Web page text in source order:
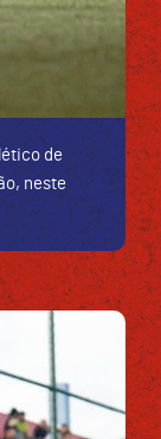
de
neste